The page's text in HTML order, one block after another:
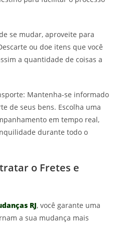
se mudar, aproveite para
ou doe itens que você
a quantidade de coisas a
Mantenha-se informado
de seus bens. Escolha uma
em tempo real,
durante todo o
o Fretes e
RJ, você garante uma
a sua mudança mais